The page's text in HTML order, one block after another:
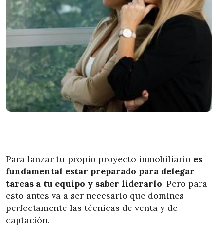
Para lanzar tu propio proyecto inmobiliario es
fundamental estar preparado para delegar
tareas a tu equipo y saber liderarlo. Pero para
esto antes va a ser necesario que domines
perfectamente las técnicas de venta y de
captación.